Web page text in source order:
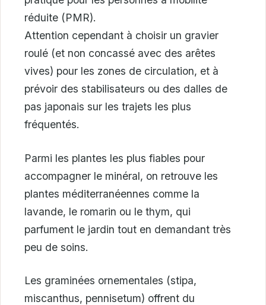
réduite (PMR).
Attention cependant à choisir un gravier
roulé (et non concassé avec des arêtes
vives) pour les zones de circulation, et à
prévoir des stabilisateurs ou des dalles de
pas japonais sur les trajets les plus
fréquentés.
Parmi les plantes les plus fiables pour
accompagner le minéral, on retrouve les
plantes méditerranéennes comme la
lavande, le romarin ou le thym, qui
parfument le jardin tout en demandant très
peu de soins.
Les graminées ornementales (stipa,
miscanthus, pennisetum) offrent du